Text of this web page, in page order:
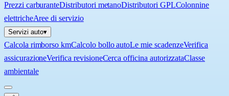
Prezzi carburanteDistributori metanoDistributori GPLColonnine
elettricheAree di servizio
Servizi auto▾
Calcola rimborso kmCalcolo bollo autoLe mie scadenzeVerifica
assicurazioneVerifica revisioneCerca officina autorizzataClasse
ambientale